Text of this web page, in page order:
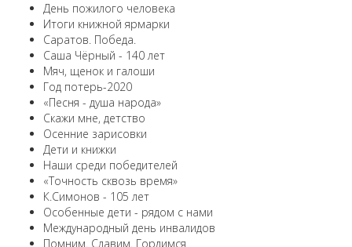
День пожилого человека
Итоги книжной ярмарки
Саратов. Победа.
Саша Чёрный - 140 лет
Мяч, щенок и галоши
Год потерь-2020
«Песня - душа народа»
Скажи мне, детство
Осенние зарисовки
Дети и книжки
Наши среди победителей
«Точность сквозь время»
К.Симонов - 105 лет
Особенные дети - рядом с нами
Международный день инвалидов
Помним. Славим. Гордимся